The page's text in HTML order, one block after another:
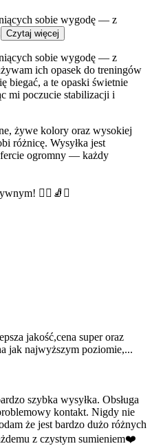
sobie wygodę — z
Czytaj więcej
sobie wygodę — z
ich opasek do treningów
biegać, a te opaski świetnie
mi poczucie stabilizacji i
żywe kolory oraz wysokiej
różnicę. Wysyłka jest
ogromny — każdy
🏃‍♂️🧦✨
jakość,cena super oraz
jak najwyższym poziomie,...
szybka wysyłka. Obsługa
kontakt. Nigdy nie
że jest bardzo dużo różnych
z czystym sumieniem❤️